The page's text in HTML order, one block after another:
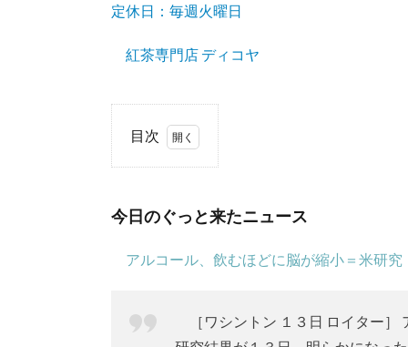
定休日：毎週火曜日
紅茶専門店 ディコヤ
目次
1.
日
の
っ
た
今日のぐっと来たニュース
アルコール、飲むほどに脳が縮小＝米研究
［ワシントン １３日 ロイター